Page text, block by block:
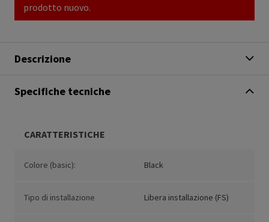
prodotto nuovo.
Descrizione
Specifiche tecniche
CARATTERISTICHE
Colore (basic): Black
Tipo di installazione Libera installazione (FS)